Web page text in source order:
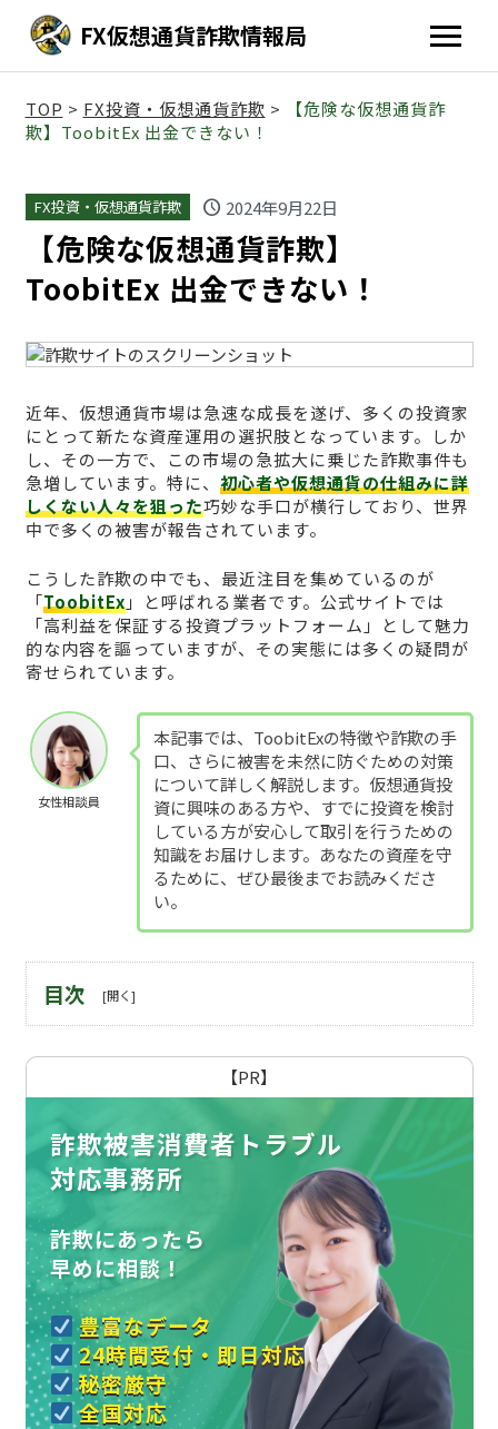
FX仮想通貨詐欺情報局
TOP > FX投資・仮想通貨詐欺 >
【危険な仮想通貨詐
欺】ToobitEx 出金できない！
FX投資・仮想通貨詐欺 schedule 2024年9月22日
【危険な仮想通貨詐欺】
ToobitEx 出金できない！
近年、仮想通貨市場は急速な成長を遂げ、多くの投資家
にとって新たな資産運用の選択肢となっています。しか
し、その一方で、この市場の急拡大に乗じた詐欺事件も
急増しています。特に、 初心者や仮想通貨の仕組みに詳
しくない人々を狙った巧妙な手口が横行しており、世界
中で多くの被害が報告されています。
こうした詐欺の中でも、最近注目を集めているのが
「ToobitEx」と呼ばれる業者です。公式サイトでは
「高利益を保証する投資プラットフォーム」として魅力
的な内容を謳っていますが、その実態には多くの疑問が
寄せられています。
女性相談員
本記事では、ToobitExの特徴や詐欺の手
口、さらに被害を未然に防ぐための対策
について詳しく解説します。仮想通貨投
資に興味のある方や、すでに投資を検討
している方が安心して取引を行うための
知識をお届けします。あなたの資産を守
るために、ぜひ最後までお読みくださ
い。
目次
【PR】
詐欺被害消費者トラブル
対応事務所
詐欺にあったら
早めに相談！
豊富なデータ
24時間受付・即日対応
秘密厳守
全国対応